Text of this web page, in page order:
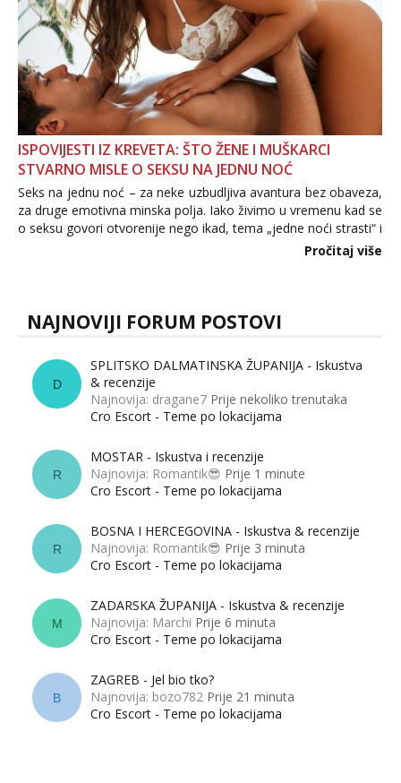
ISPOVIJESTI IZ KREVETA: ŠTO ŽENE I MUŠKARCI
STVARNO MISLE O SEKSU NA JEDNU NOĆ
Seks na jednu noć – za neke uzbudljiva avantura bez obaveza,
za druge emotivna minska polja. Iako živimo u vremenu kad se
o seksu govori otvorenije nego ikad, tema „jedne noći strasti“ i
dalje izaziva burne rasprave. Što zapravo misle žene, a što
Pročitaj više
NAJNOVIJI FORUM POSTOVI
D
SPLITSKO DALMATINSKA ŽUPANIJA - Iskustva
& recenzije
Najnovija: dragane7 Prije nekoliko trenutaka
Cro Escort - Teme po lokacijama
R
MOSTAR - Iskustva i recenzije
Najnovija: Romantik😎 Prije 1 minute
Cro Escort - Teme po lokacijama
R
BOSNA I HERCEGOVINA - Iskustva & recenzije
Najnovija: Romantik😎 Prije 3 minuta
Cro Escort - Teme po lokacijama
M
ZADARSKA ŽUPANIJA - Iskustva & recenzije
Najnovija: Marchi Prije 6 minuta
Cro Escort - Teme po lokacijama
B
ZAGREB - Jel bio tko?
Najnovija: bozo782 Prije 21 minuta
Cro Escort - Teme po lokacijama